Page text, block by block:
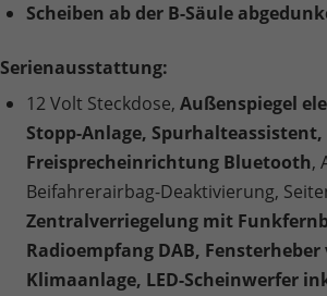
Scheiben ab der B-Säule
Serienausstattung:
12 Volt Steckdose, Außenspiegel
Stopp-Anlage,
Freisprecheinrichtung Bluetooth,
Beifahrerairbag-Deaktivierung,
Zentralverriegelung mit
Radioempfang DAB,
Klimaanlage, LED-Scheinwerfer